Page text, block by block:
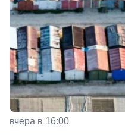
вчера в 16:00